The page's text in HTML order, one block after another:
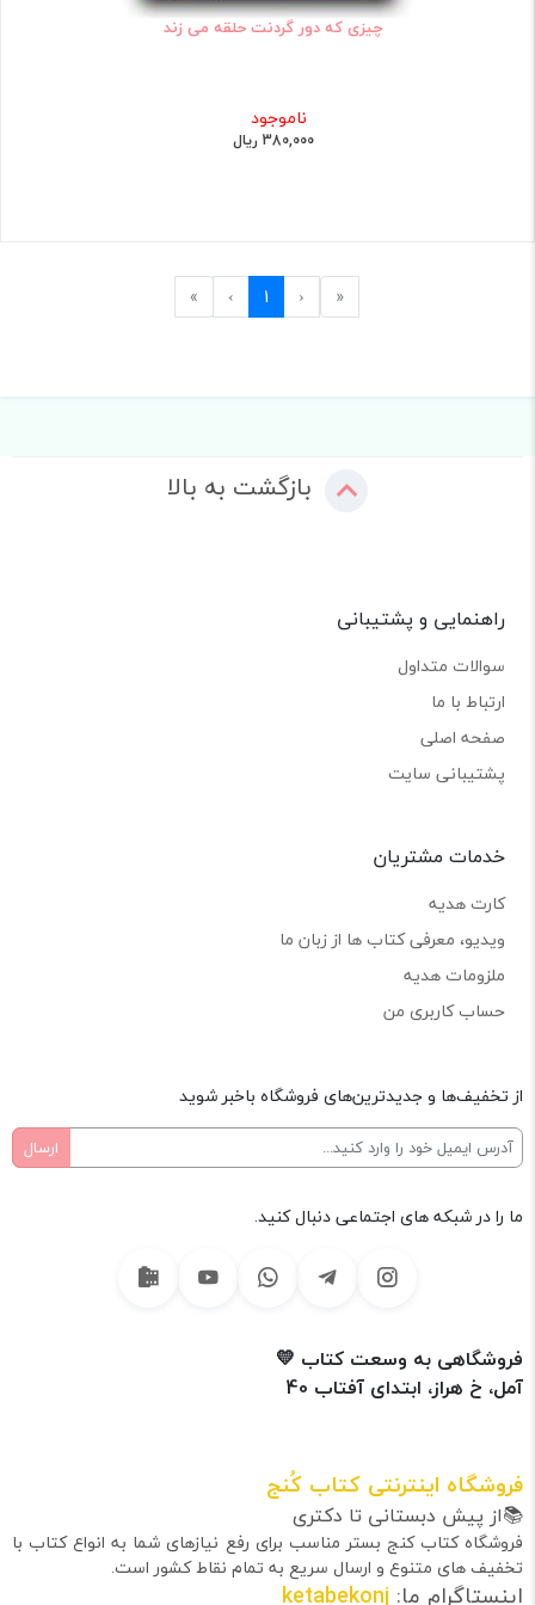
چیزی که دور گردنت حلقه می زند
ناموجود
380,000 ریال
«
First
‹
Previous
1
›
Next
»
بازگشت به بالا
راهنمایی و پشتیبانی
سوالات متداول
ارتباط با ما
صفحه اصلی
پشتیبانی سایت
خدمات مشتریان
کارت هدیه
ویدیو، معرفی کتاب ها از زبان ما
ملزومات هدیه
حساب کاربری من
از تخفیف‌ها و جدیدترین‌های فروشگاه باخبر شوید
ما را در شبکه های اجتماعی دنبال کنید.
فروشگاهی به وسعت کتاب 💛
آمل، خ هراز، ابتدای آفتاب 40
فروشگاه اینترنتی کتاب کُنج
📚از پیش دبستانی تا دکتری
فروشگاه کتاب کنج بستر مناسب برای رفع نیازهای شما به انواع کتاب با
تخفیف های متنوع و ارسال سریع به تمام نقاط کشور است.
اینستاگرام ما: ketabekonj